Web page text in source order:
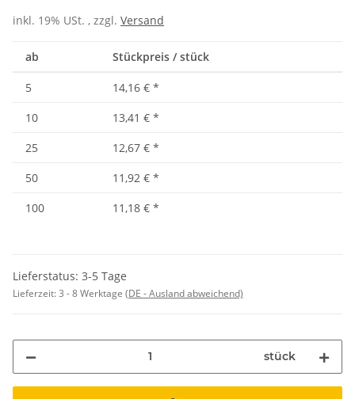
inkl. 19% USt. , zzgl. Versand
ab Stückpreis / stück
5 14,16 € *
10
13,41 € *
25
12,67 € *
50
11,92 € *
100
11,18 € *
Lieferstatus: 3-5 Tage
Lieferzeit:3 - 8 Werktage (DE - Ausland abweichend)
stück